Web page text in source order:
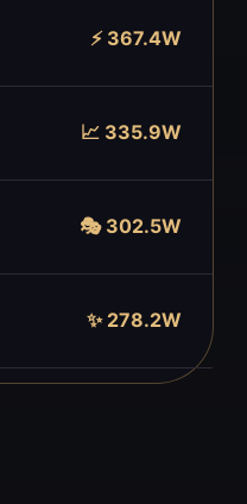
⚡ 367.4W
📈 335.9W
🎭 302.5W
✨ 278.2W